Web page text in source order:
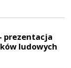
prezentacja
ludowych